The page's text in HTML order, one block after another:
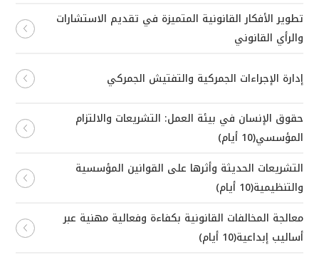
تطوير الأفكار القانونية المتميزة في تقديم الاستشارات
والرأي القانوني
إدارة الإجراءات الجمركية والتفتيش الجمركي
حقوق الإنسان في بيئة العمل: التشريعات والالتزام
المؤسسي(10 أيام)
التشريعات الحديثة وأثرها على القوانين المؤسسية
والتنظيمية(10 أيام)
معالجة المخالفات القانونية بكفاءة وفعالية مهنية عبر
أساليب إبداعية(10 أيام)